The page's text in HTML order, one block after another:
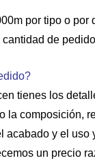
por tipo o por
de
tienes los
la composición,
acabado y el uso
un precio